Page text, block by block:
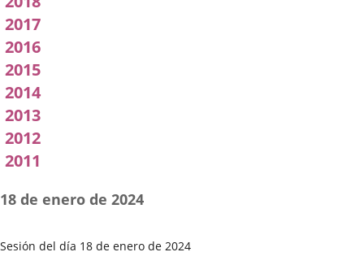
2017
2016
2015
2014
2013
2012
2011
Sesión del día 18 de enero de 2024
18 de enero de 2024